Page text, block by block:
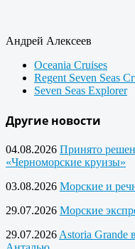
Андрей Алексеев
Oceania Cruises
Regent Seven Seas
Seven Seas Explorer
Другие новости
04.08.2026 Принято
«Черноморские круизы»
03.08.2026 Морские и
29.07.2026 Морские
29.07.2026 Astoria Grande